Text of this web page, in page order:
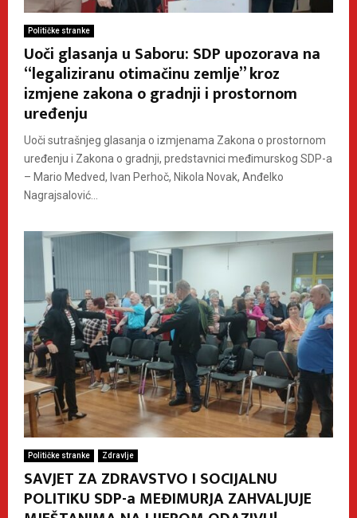
Političke stranke
Uoči glasanja u Saboru: SDP upozorava na
“legaliziranu otimačinu zemlje” kroz
izmjene zakona o gradnji i prostornom
uređenju
Uoči sutrašnjeg glasanja o izmjenama Zakona o prostornom
uređenju i Zakona o gradnji, predstavnici međimurskog SDP-a
– Mario Medved, Ivan Perhoč, Nikola Novak, Anđelko
Nagrajsalović...
Političke stranke Zdravlje
SAVJET ZA ZDRAVSTVO I SOCIJALNU
POLITIKU SDP-a MEĐIMURJA ZAHVALJUJE